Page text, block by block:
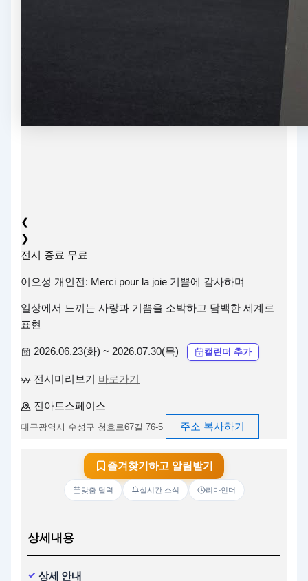
❮
❯
전시 종료 무료
이오성 개인전: Merci pour la joie 기쁨에 감사하며
일상에서 느끼는 사랑과 기쁨을 소박하고 담백한 세계로
표현
2026.06.23(화) ~ 2026.07.30(목) 캘린더 추가
전시미리보기 바로가기
진아트스페이스
대구광역시 수성구 청호로67길 76-5 주소 복사하기
즐겨찾기하고 알림받기
맞춤 달력 실시간 소식 리마인더
상세내용
상세 안내